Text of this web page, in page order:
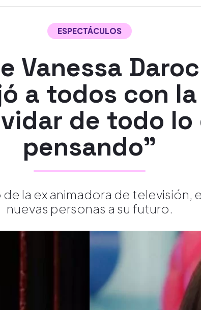
ESPECTÁCULOS
Vanessa
a todos con
de todo
pensando"
la ex animadora de televisión,
nuevas personas a su futuro.